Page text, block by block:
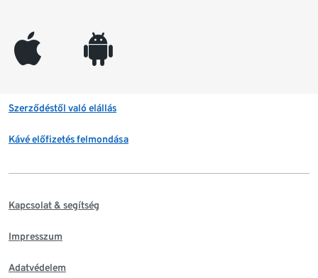
appleinc android
Szerződéstől való elállás
Kávé előfizetés felmondása
Kapcsolat & segítség
Impresszum
Adatvédelem